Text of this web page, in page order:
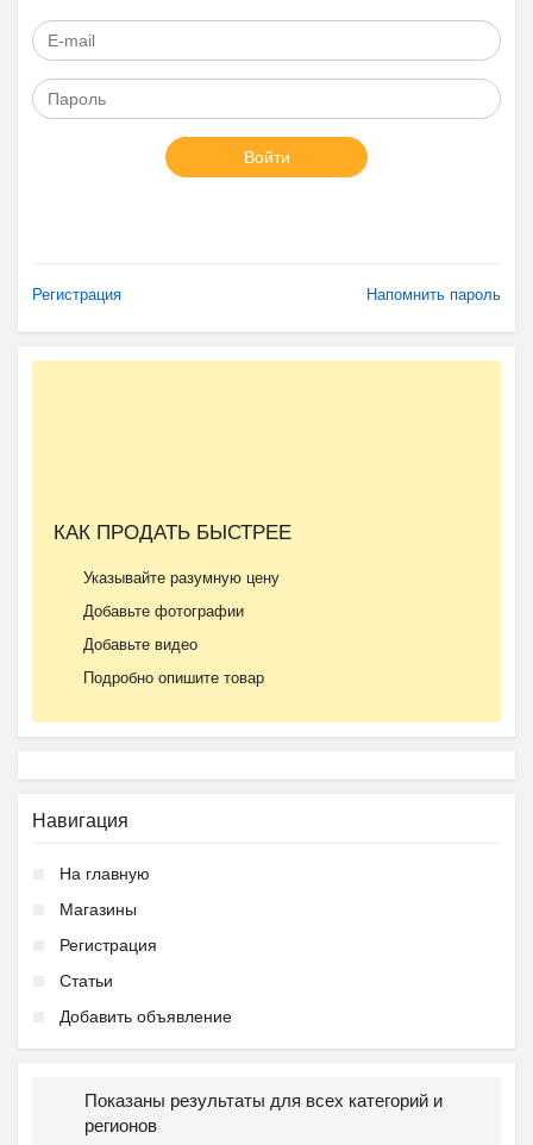
Войти
Регистрация Напомнить пароль
КАК ПРОДАТЬ БЫСТРЕЕ
Указывайте разумную цену
Добавьте фотографии
Добавьте видео
Подробно опишите товар
Навигация
На главную
Магазины
Регистрация
Статьи
Добавить объявление
Показаны результаты для всех категорий и
регионов